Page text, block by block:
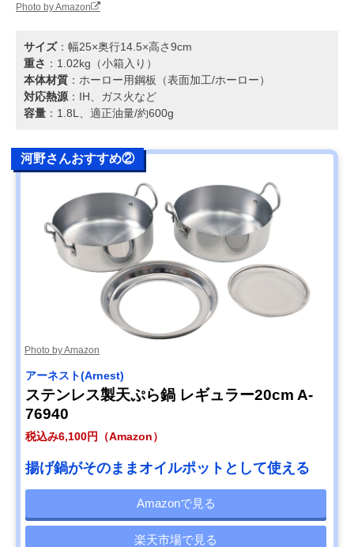
Photo by Amazon
サイズ：幅25×奥行14.5×高さ9cm
重さ ：1.02kg（小箱入り）
本体材質 ：ホーロー用鋼板（表面加工/ホーロー）
対応熱源 ：IH、ガス火など
容量 ：1.8L、適正油量/約600g
河野さんおすすめ②
Photo by Amazon
アーネスト(Arnest)
ステンレス製天ぷら鍋 レギュラー20cm A-
76940
税込み6,100円（Amazon）
揚げ鍋がそのままオイルポットとして使える
Amazonで見る
楽天市場で見る